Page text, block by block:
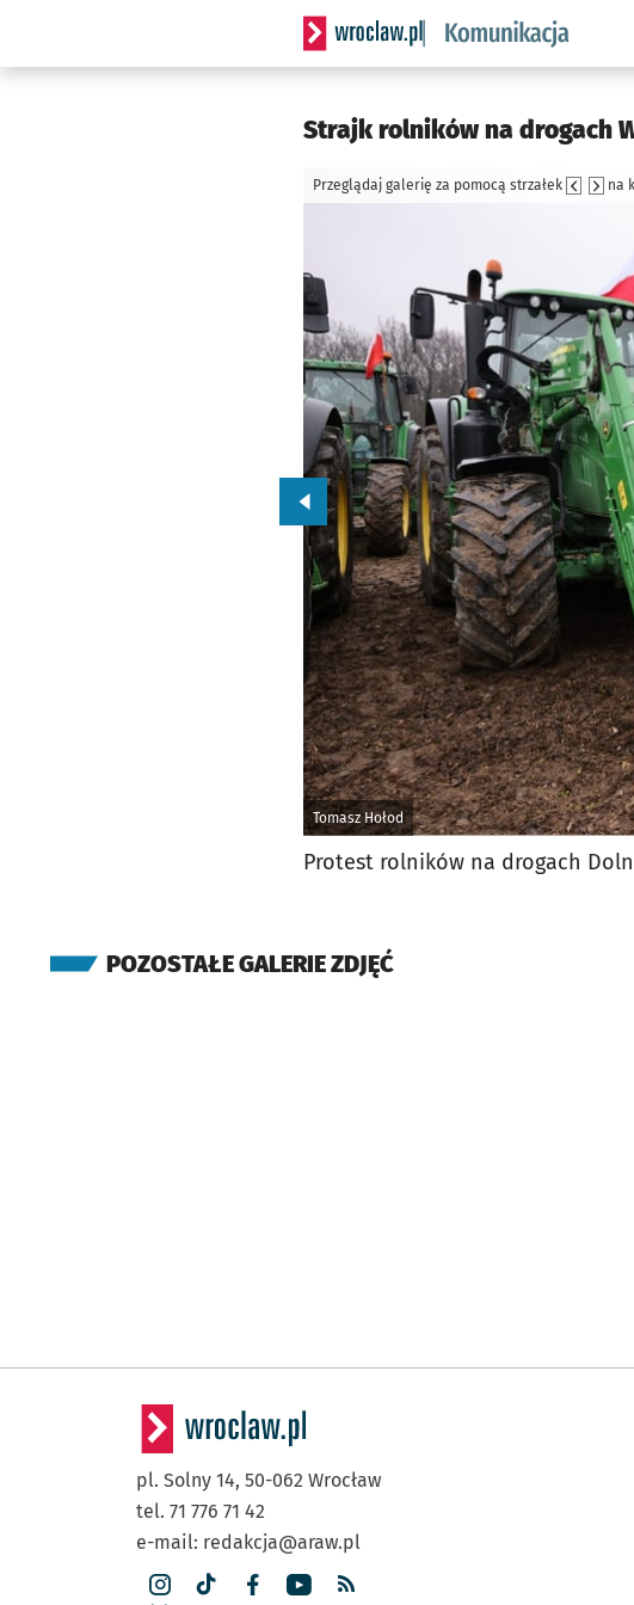
Serwis informacyjny wroclaw.pl
Strajk rolników na drogach
Tomasz Hołod
Przeglądaj galerię za pomocą strzałek na
Przejdź do poprzedniego zdjęcia.
Protest rolników na drogach
POZOSTAŁE GALERIE ZDJĘĆ
pl. Solny 14, 50-062 Wrocław
tel. 71 776 71 42
e-mail: redakcja@araw.pl